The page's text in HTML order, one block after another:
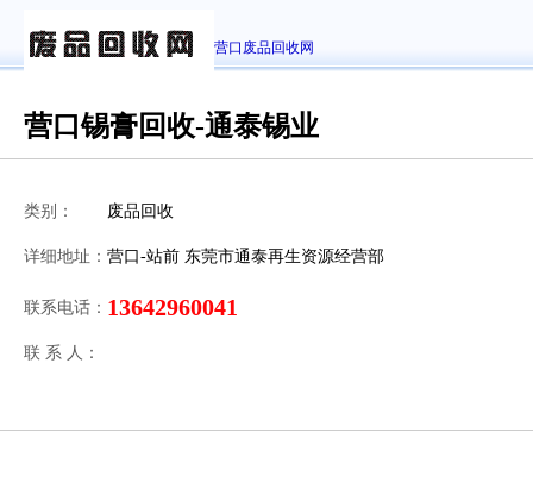
营口废品回收网
营口锡膏回收-通泰锡业
类别： 废品回收
详细地址： 营口-站前 东莞市通泰再生资源经营部
联系电话： 13642960041
联 系 人：